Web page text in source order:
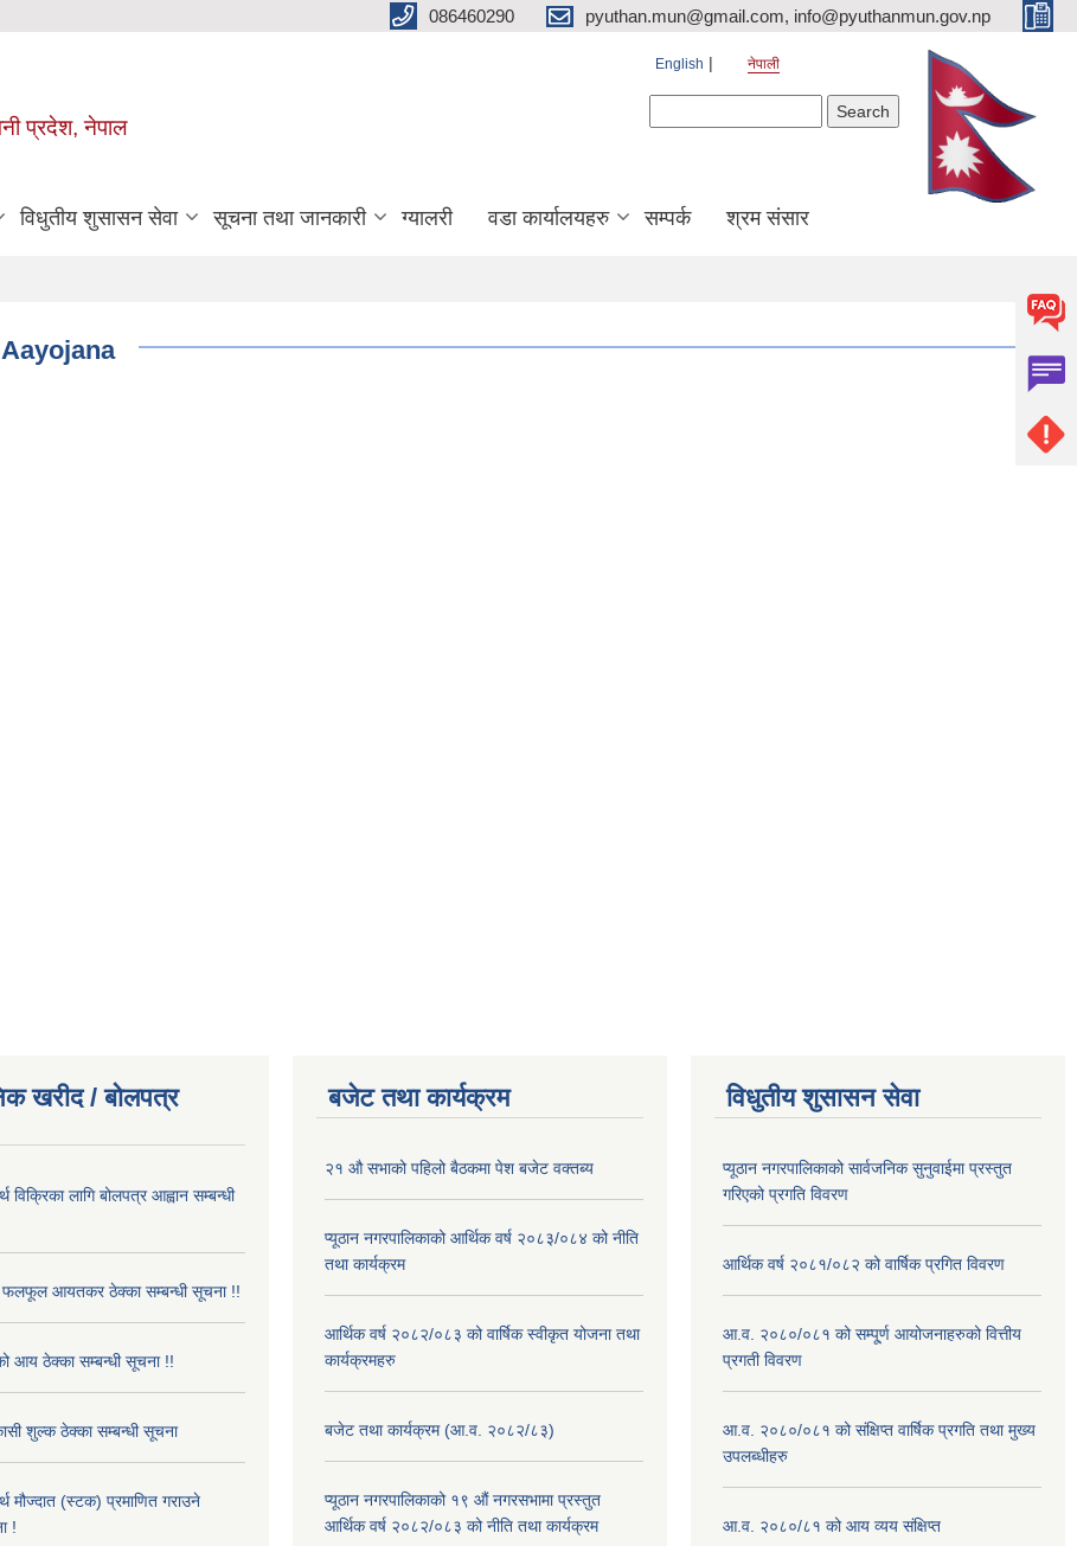
086460290 pyuthan.mun@gmail.com, info@pyuthanmun.gov.np
प्रदेश, नेपाल
English नेपाली
विधुतीय शुसासन सेवा सूचना तथा जानकारी ग्यालरी वडा कार्यालयहरु सम्पर्क श्रम संसार
खरीद / बोलपत्र
विक्रिका लागि बोलपत्र आह्वान सम्बन्धी
फलफूल आयतकर ठेक्का सम्बन्धी सूचना !!
आय ठेक्का सम्बन्धी सूचना !!
शुल्क ठेक्का सम्बन्धी सूचना
मौज्दात (स्टक) प्रमाणित गराउने
!
बजेट तथा कार्यक्रम
२१ औ सभाको पहिलो बैठकमा पेश बजेट वक्तब्य
प्यूठान नगरपालिकाको आर्थिक वर्ष २०८३/०८४ को नीति
तथा कार्यक्रम
आर्थिक वर्ष २०८२/०८३ को वार्षिक स्वीकृत योजना तथा
कार्यक्रमहरु
बजेट तथा कार्यक्रम (आ.व. २०८२/८३)
प्यूठान नगरपालिकाको १९ औं नगरसभामा प्रस्तुत
आर्थिक वर्ष २०८२/०८३ को नीति तथा कार्यक्रम
विधुतीय शुसासन सेवा
प्यूठान नगरपालिकाको सार्वजनिक सुनुवाईमा प्रस्तुत
गरिएको प्रगति विवरण
आर्थिक वर्ष २०८१/०८२ को वार्षिक प्रगित विवरण
आ.व. २०८०/०८१ को सम्पू्र्ण आयोजनाहरुको वित्तीय
प्रगती विवरण
आ.व. २०८०/०८१ को संक्षिप्त वार्षिक प्रगति तथा मुख्य
उपलब्धीहरु
आ.व. २०८०/८१ को आय व्यय संक्षिप्त